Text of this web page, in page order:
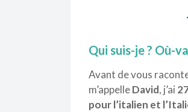
Qui suis-je ? Où-
Avant de vous
m’appelleDavid, j’ai
pour l’italien et